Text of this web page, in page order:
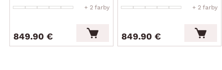
+ 2 farby
849.90 €
+ 2 farby
849.90 €